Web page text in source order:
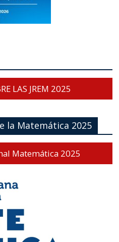
LAS JREM 2025
la Matemática 2025
Matemática 2025